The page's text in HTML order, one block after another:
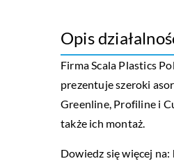
Opis
Firma Scala Plastics
prezentuje szeroki
Greenline, Profiline i
także ich montaż.
Dowiedz się więcej na: